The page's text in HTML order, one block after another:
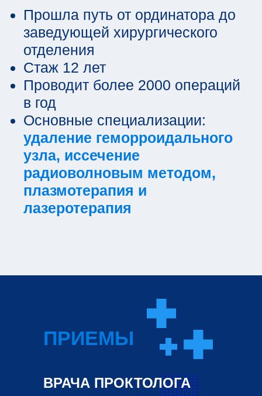
Прошла путь от ординатора до
заведующей хирургического
отделения
Стаж 12 лет
Проводит более 2000 операций
в год
Основные специализации:
удаление геморроидального
узла, иссечение
радиоволновым методом,
плазмотерапия и
лазеротерапия
ПРИЕМЫ
ВРАЧА ПРОКТОЛОГА